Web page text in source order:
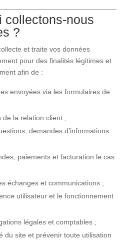
collectons-nous
?
et traite vos données
pour des finalités légitimes et
afin de :
envoyées via les formulaires de
de la relation client ;
demandes d’informations
paiements et facturation le cas
échanges et communications ;
utilisateur et le fonctionnement
légales et comptables ;
du site et prévenir toute utilisation